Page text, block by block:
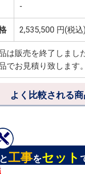
-
2,535,500 円(税込
は販売を終了しまし
でお見積り致します。
よく比較される
工事をセット